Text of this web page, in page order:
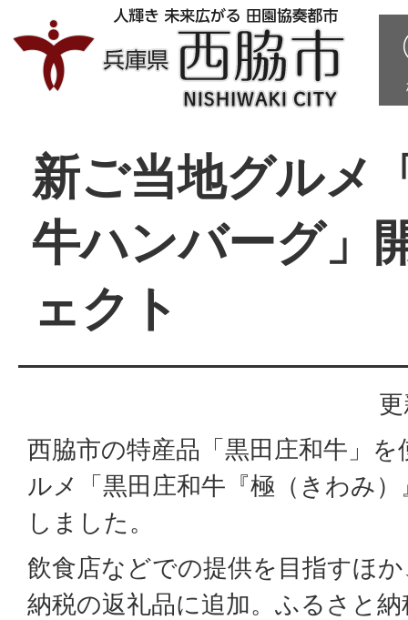
新ご当地グルメ
牛ハンバーグ」
ェクト
西脇市の特産品「黒田庄和牛」
ルメ「黒田庄和牛『極（きわみ
しました。
飲食店などでの提供を目指すほ
納税の返礼品に追加。ふるさと